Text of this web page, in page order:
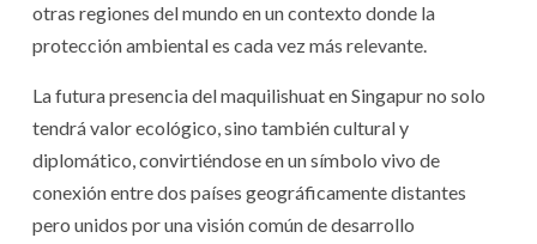
otras regiones del mundo en un contexto donde la
protección ambiental es cada vez más relevante.
La futura presencia del maquilishuat en Singapur no solo
tendrá valor ecológico, sino también cultural y
diplomático, convirtiéndose en un símbolo vivo de
conexión entre dos países geográficamente distantes
pero unidos por una visión común de desarrollo